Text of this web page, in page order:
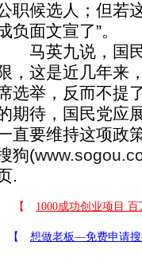
职候选人；但若
负面文宣了”。
马英九说，国民
，这是近几年来
选举，反而不提
期待，国民党应
直要维持这项政
狗(
.